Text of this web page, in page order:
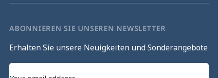
ABONNIEREN SIE UNSEREN NEWSLETTER
Erhalten Sie unsere Neuigkeiten und Sonderangebote